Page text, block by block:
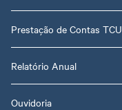
Prestação de Contas TCU
Relatório Anual
Ouvidoria